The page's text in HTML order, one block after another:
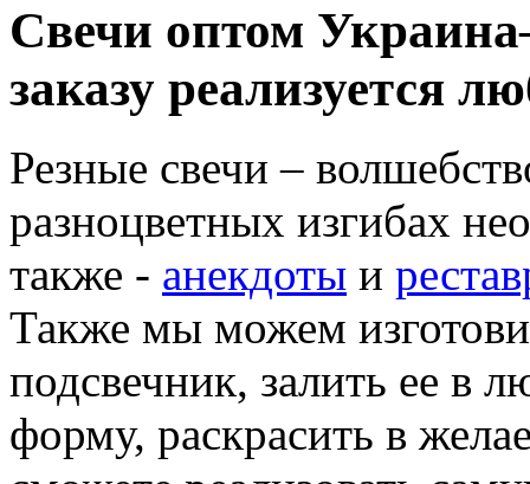
Свечи оптом
заказу реализуется
Резные свечи –
разноцветных изгибах
также - анекдоты и
Также мы можем
подсвечник, залить ее в
форму, раскрасить в